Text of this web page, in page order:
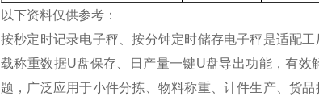
以下资料仅供参考：
按秒定时记录电子秤、按分钟定时储存电子秤是适配
载称重数据U盘保存、日产量一键U盘导出功能，有
题，广泛应用于小件分拣、物料称重、计件生产、货